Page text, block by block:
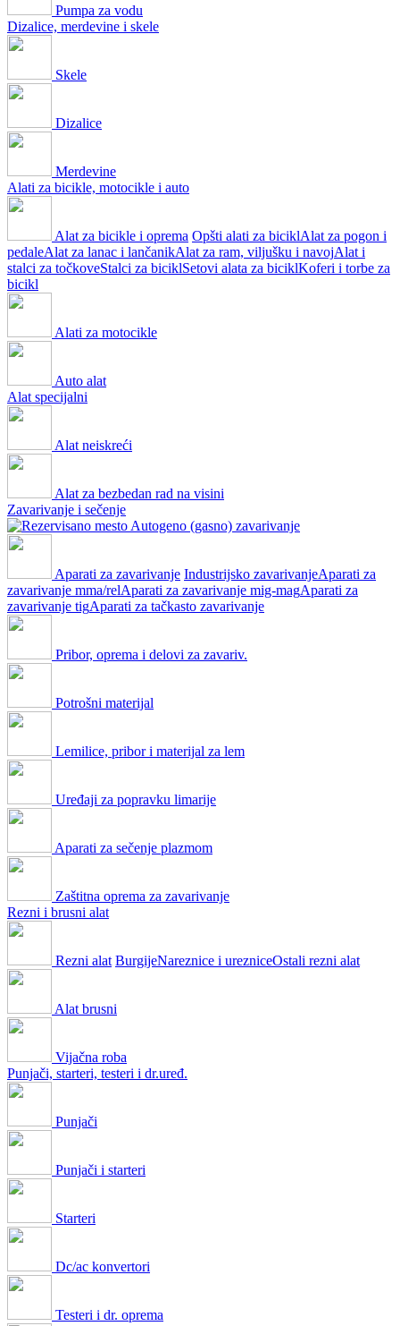
Pumpa za vodu
Dizalice, merdevine i skele
Skele
Dizalice
Merdevine
Alati za bicikle, motocikle i auto
Alat za bicikle i oprema Opšti alati za biciklAlat za pogon i
pedaleAlat za lanac i lančanikAlat za ram, viljušku i navojAlat i
stalci za točkoveStalci za biciklSetovi alata za biciklKoferi i torbe za
bicikl
Alati za motocikle
Auto alat
Alat specijalni
Alat neiskreći
Alat za bezbedan rad na visini
Zavarivanje i sečenje
Autogeno (gasno) zavarivanje
Aparati za zavarivanje Industrijsko zavarivanjeAparati za
zavarivanje mma/relAparati za zavarivanje mig-magAparati za
zavarivanje tigAparati za tačkasto zavarivanje
Pribor, oprema i delovi za zavariv.
Potrošni materijal
Lemilice, pribor i materijal za lem
Uređaji za popravku limarije
Aparati za sečenje plazmom
Zaštitna oprema za zavarivanje
Rezni i brusni alat
Rezni alat BurgijeNareznice i urezniceOstali rezni alat
Alat brusni
Vijačna roba
Punjači, starteri, testeri i dr.uređ.
Punjači
Punjači i starteri
Starteri
Dc/ac konvertori
Testeri i dr. oprema